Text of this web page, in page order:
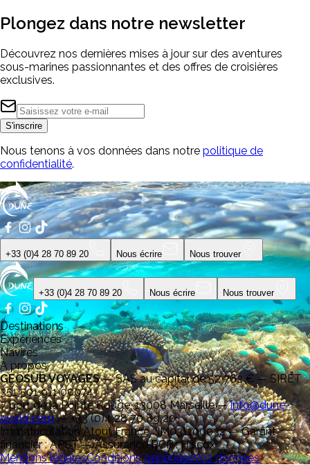
Plongez dans notre newsletter
Découvrez nos dernières mises à jour sur des aventures
sous-marines passionnantes et des offres de croisières
exclusives.
S'inscrire
Nous tenons à vos données dans notre politique de
confidentialité.
+33 (0)4 28 70 89 20 Nous écrire Nous trouver
+33 (0)4 28 70 89 20 Nous écrire Nous trouver
Destinations
Expériences
Navires
À propos
GEOSUB VOYAGES—SAS au capital de 52 762 € — SIRET
351 501 911 00074
7 port de la Pointe Rouge, 13008 Marseille—info@dune-
world.com—+33 (0)4 28 70 89 20
Immatriculation Atout France : IM031100032 — Garant
financier : APST — Assurance RCP : Hiscox
Mentions légalesConditions généralesVos données